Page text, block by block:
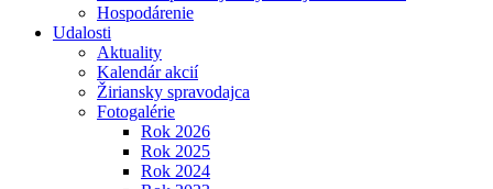
Hospodárenie
Udalosti
Aktuality
Kalendár akcií
Žiriansky spravodajca
Fotogalérie
Rok 2026
Rok 2025
Rok 2024